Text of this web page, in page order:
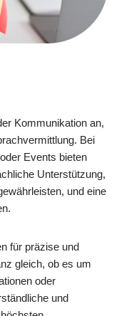
Kommunikation an,
Bei
Events bieten
Unterstützung,
und eine
für präzise und
gleich, ob es um
oder
und